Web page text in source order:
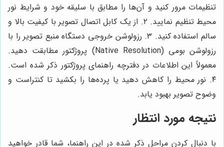
تنظیمات مرور کنید و آن‌ها را مطابق با سلیقه خود و شرایط نور
محیط تنظیم نمایید. ۲. از یک کابل اتصال تصویر با کیفیت بالا و
سالم استفاده کنید. ۳. رزولوشن خروجی دستگاه منبع تصویر را با
رزولوشن بومی (Native Resolution) پروژکتور مطابقت دهید.
معمولاً این اطلاعات در دفترچه راهنمای پروژکتور ذکر شده است.
۴. نور محیط را کاهش دهید یا پرده‌ها را بکشید تا کنتراست و
وضوح تصویر بهبود یابد.
نتیجه مورد انتظار
با دنبال کردن مراحل ذکر شده در این راهنما، شما قادر خواهید